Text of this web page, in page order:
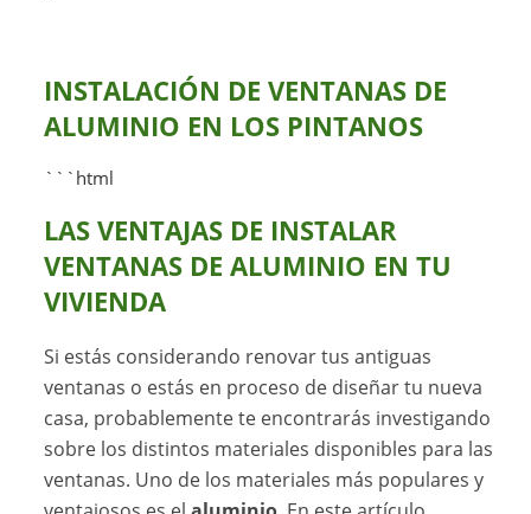
INSTALACIÓN DE VENTANAS DE
ALUMINIO EN LOS PINTANOS
```html
LAS VENTAJAS DE INSTALAR
VENTANAS DE ALUMINIO EN TU
VIVIENDA
Si estás considerando renovar tus antiguas
ventanas o estás en proceso de diseñar tu nueva
casa, probablemente te encontrarás investigando
sobre los distintos materiales disponibles para las
ventanas. Uno de los materiales más populares y